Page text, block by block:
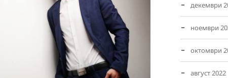
декември
ноември
октомври
август 2022